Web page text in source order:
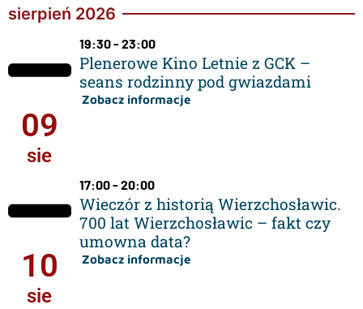
sierpień 2026
09
sie
19:30 - 23:00
Plenerowe Kino Letnie z GCK –
seans rodzinny pod gwiazdami
Zobacz informacje
10
sie
17:00 - 20:00
Wieczór z historią Wierzchosławic.
700 lat Wierzchosławic – fakt czy
umowna data?
Zobacz informacje